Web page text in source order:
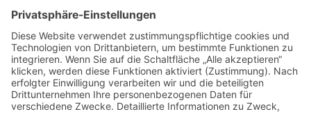
Öffnungszeiten Büro und Hofladen:
Hofladen:
Montag bis Sonntag von 09:00 – 11:30 Uhr und 14:00 – 18:00 Uhr
Telefonisch erreichen Sie uns:
Montag bis Freitag von 09:00 – 11:30 Uhr